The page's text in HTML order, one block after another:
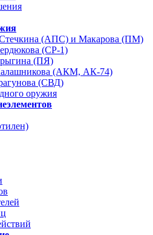
Стечкина (АПС) и Макарова (ПМ)
(СР-1)
(ПЯ)
(АКМ, АК-74)
(СВД)
оружия